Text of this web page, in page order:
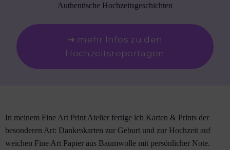
Authentische Hochzeitsgeschichten
➜ mehr Infos zu den
Hochzeitsreportagen
In meinem Fine Art Print Atelier fertige ich Karten & Prints der
besonderen Art: Dankeskarten zur Geburt und zur Hochzeit auf
weichen Fine Art Papier aus Baumwolle mit persönlicher Note.